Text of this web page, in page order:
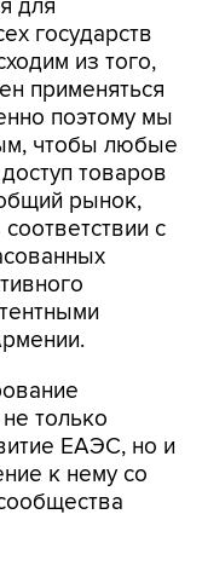
для
государств
из того,
применяться
поэтому мы
чтобы любые
товаров
рынок,
с
только
ЕАЭС, но и
к нему со